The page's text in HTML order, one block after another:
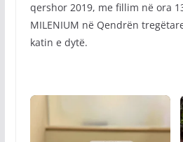
qershor 2019, me fillim në ora
MILENIUM në Qendrën
katin e dytë.